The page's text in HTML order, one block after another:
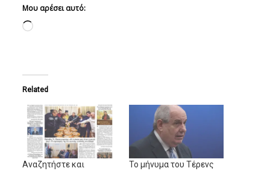
Μου αρέσει αυτό:
Loading…
Related
Αναζητήστε και
Το μήνυμα του Τέρενς